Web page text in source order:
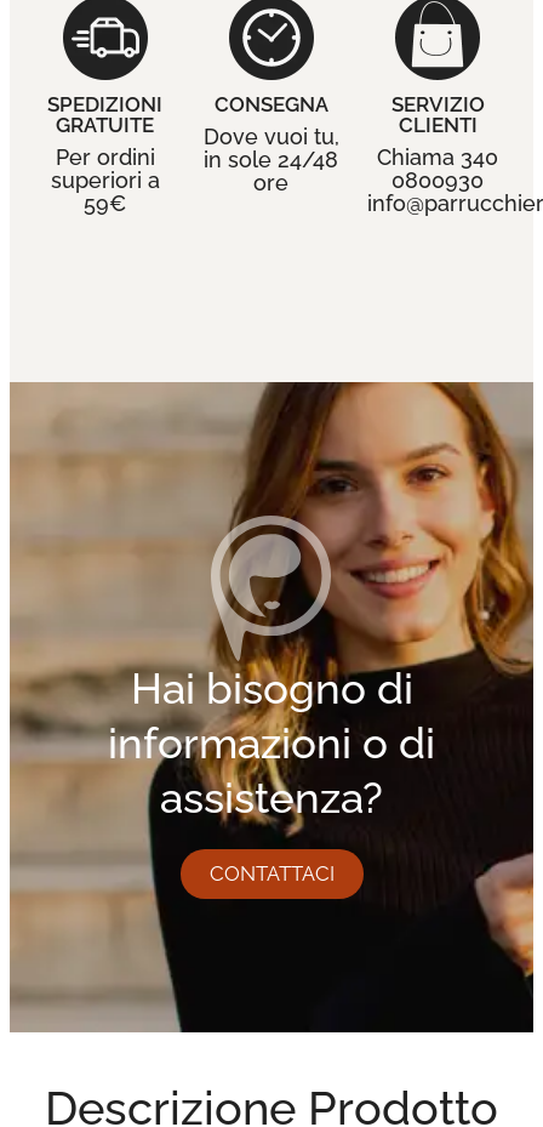
SPEDIZIONI
GRATUITE
Per ordini
superiori a
59€
CONSEGNA
Dove vuoi tu,
in sole 24/48
ore
SERVIZIO
CLIENTI
Chiama 340
0800930
Hai bisogno di
informazioni o di
assistenza?
CONTATTACI
Descrizione Prodotto